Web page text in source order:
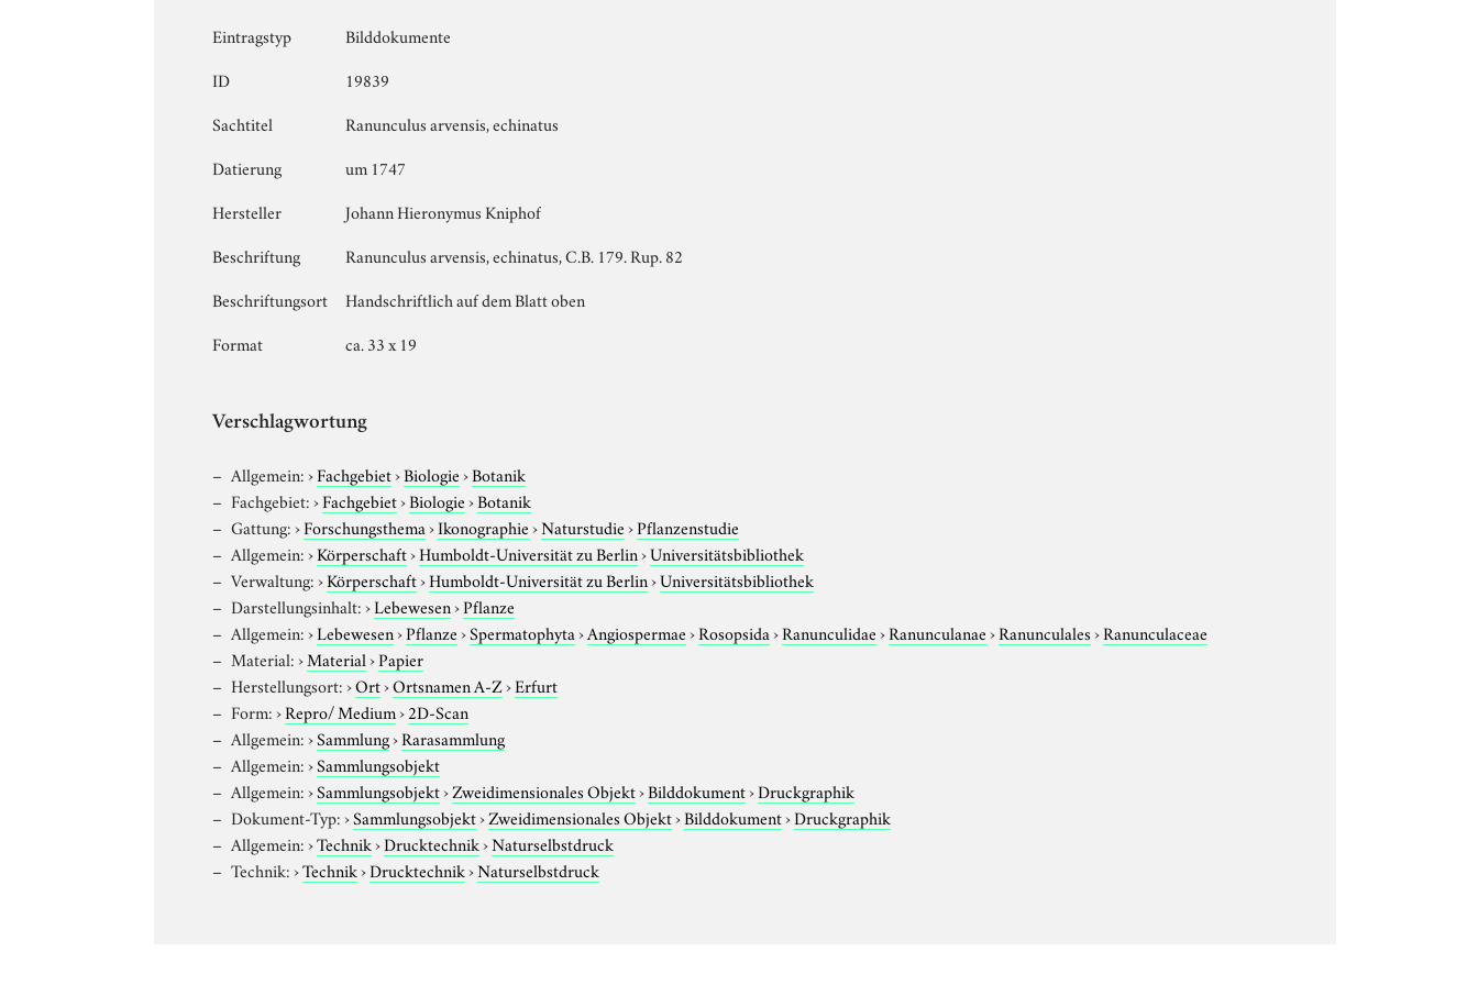
Eintragstyp
Bilddokumente
ID
19839
Sachtitel
Ranunculus arvensis, echinatus
Datierung
um 1747
Hersteller
Johann Hieronymus Kniphof
Beschriftung
Ranunculus arvensis, echinatus, C.B. 179. Rup. 82
Beschriftungsort
Handschriftlich auf dem Blatt oben
Format
ca. 33 x 19
Verschlagwortung
Allgemein:›Fachgebiet›Biologie›Botanik
Fachgebiet:›Fachgebiet›Biologie›Botanik
Gattung:›Forschungsthema›Ikonographie›Naturstudie›Pflanzenstudie
Allgemein:›Körperschaft›Humboldt-Universität zu Berlin›Universitätsbibliothek
Verwaltung:›Körperschaft›Humboldt-Universität zu Berlin›Universitätsbibliothek
Darstellungsinhalt:›Lebewesen›Pflanze
Allgemein:›Lebewesen›Pflanze›Spermatophyta›Angiospermae›Rosopsida›Ranunculidae›Ranunculanae›Ranunculales›Ranunculaceae
Material:›Material›Papier
Herstellungsort:›Ort›Ortsnamen A-Z›Erfurt
Form:›Repro/ Medium›2D-Scan
Allgemein:›Sammlung›Rarasammlung
Allgemein:›Sammlungsobjekt
Allgemein:›Sammlungsobjekt›Zweidimensionales Objekt›Bilddokument›Druckgraphik
Dokument-Typ:›Sammlungsobjekt›Zweidimensionales Objekt›Bilddokument›Druckgraphik
Allgemein:›Technik›Drucktechnik›Naturselbstdruck
Technik:›Technik›Drucktechnik›Naturselbstdruck